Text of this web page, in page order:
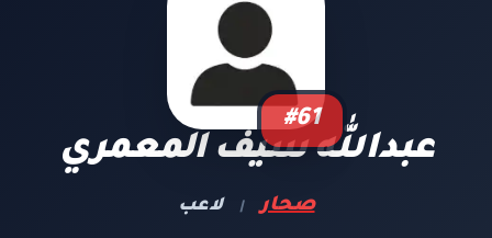
#61
عبدالله سيف المعمري
صحار | لاعب